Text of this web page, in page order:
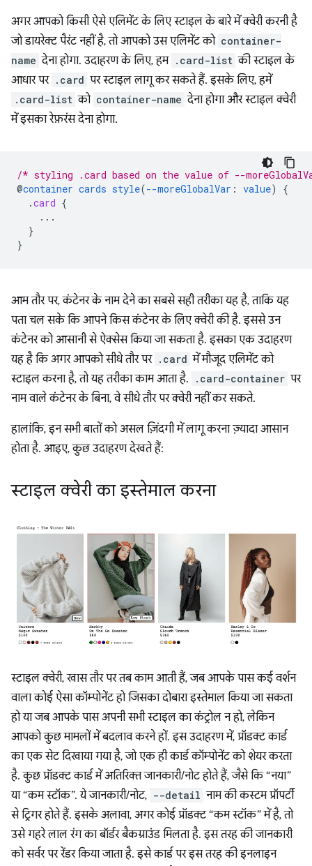
अगर आपको किसी ऐसे एलिमेंट के लिए स्टाइल के बारे में क्वेरी करनी है
जो डायरेक्ट पैरंट नहीं है, तो आपको उस एलिमेंट को container-
name देना होगा. उदाहरण के लिए, हम .card-list की स्टाइल के
आधार पर .card पर स्टाइल लागू कर सकते हैं. इसके लिए, हमें
.card-list को container-name देना होगा और स्टाइल क्वेरी
में इसका रेफ़रंस देना होगा.
/* styling .card based on the value of --
@container cards style(--moreGlobalVar : value)
{
.card {
...
}
}
आम तौर पर, कंटेनर के नाम देने का सबसे सही तरीका यह है, ताकि यह
पता चल सके कि आपने किस कंटेनर के लिए क्वेरी की है. इससे उन
कंटेनर को आसानी से ऐक्सेस किया जा सकता है. इसका एक उदाहरण
यह है कि अगर आपको सीधे तौर पर .card में मौजूद एलिमेंट को
स्टाइल करना है, तो यह तरीका काम आता है.
.card-container पर
नाम वाले कंटेनर के बिना, वे सीधे तौर पर क्वेरी नहीं कर सकते.
हालांकि, इन सभी बातों को असल ज़िंदगी में लागू करना ज़्यादा आसान
होता है. आइए, कुछ उदाहरण देखते हैं:
स्टाइल क्वेरी का इस्तेमाल करना
स्टाइल क्वेरी, खास तौर पर तब काम आती हैं, जब आपके पास कई वर्शन
वाला कोई ऐसा कॉम्पोनेंट हो जिसका दोबारा इस्तेमाल किया जा सकता
हो या जब आपके पास अपनी सभी स्टाइल का कंट्रोल न हो, लेकिन
आपको कुछ मामलों में बदलाव करने हों. इस उदाहरण में, प्रॉडक्ट कार्ड
का एक सेट दिखाया गया है, जो एक ही कार्ड कॉम्पोनेंट को शेयर करता
है. कुछ प्रॉडक्ट कार्ड में अतिरिक्त जानकारी/नोट होते हैं, जैसे कि “नया”
या “कम स्टॉक”. ये जानकारी/नोट, --detail नाम की कस्टम प्रॉपर्टी
से ट्रिगर होते हैं. इसके अलावा, अगर कोई प्रॉडक्ट “कम स्टॉक” में है, तो
उसे गहरे लाल रंग का बॉर्डर बैकग्राउंड मिलता है. इस तरह की जानकारी
को सर्वर पर रेंडर किया जाता है. इसे कार्ड पर इस तरह की इनलाइन